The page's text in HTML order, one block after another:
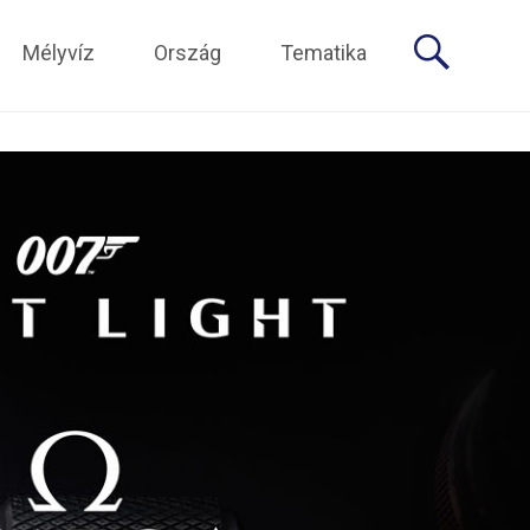
Mélyvíz Ország Tematika